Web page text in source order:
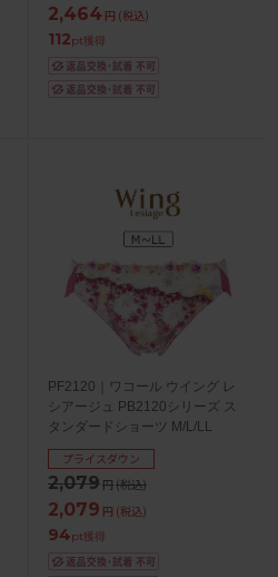
2,464 円 (税込)
112pt獲得
PF2120｜ワコール ウイング レ
シアージュ PB2120シリーズ ス
タンダードショーツ M/L/LL
2,079円(税込)
プライスダウン
2,079 円 (税込)
94pt獲得